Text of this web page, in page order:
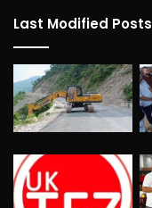
Last Modified Posts